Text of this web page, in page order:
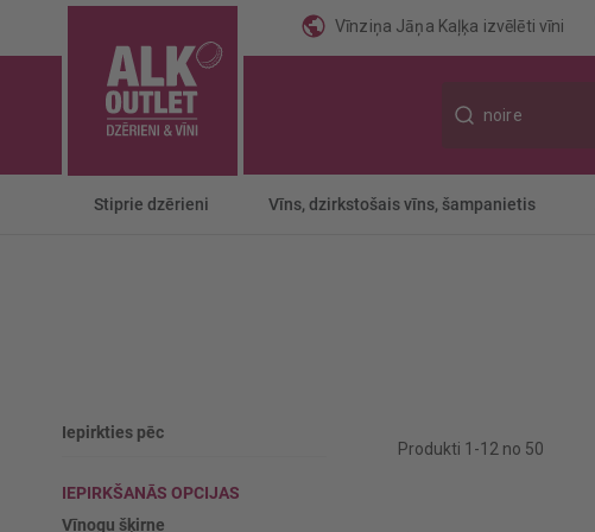
Vīnziņa Jāņa Kaļķa izvēlēti vīni
Stiprie dzērieni Vīns, dzirkstošais vīns, šampanietis
Produkti 1 -12 no 50
Iepirkties pēc
IEPIRKŠANĀS OPCIJAS
Vīnogu šķirne